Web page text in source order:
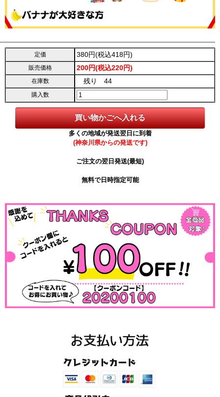
定価 380円(税込418円)
販売価格 200円(税込220円)
在庫数 残り 44
購入数
多くの地域が発送翌日に到着
(神奈川県からの発送です)
ご注文の翌日発送(最短)
無料で日時指定可能